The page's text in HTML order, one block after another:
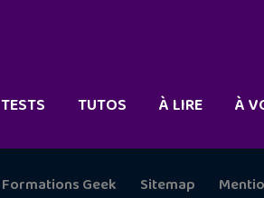
TESTS TUTOS À LIRE À
Formations Geek Sitemap